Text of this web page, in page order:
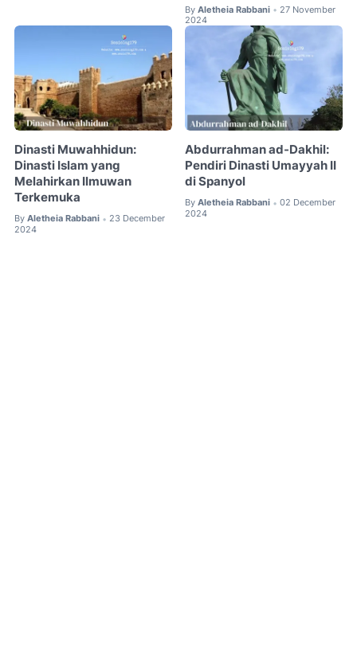
By Aletheia Rabbani • 27 November
2024
Dinasti Muwahhidun:
Dinasti Islam yang
Melahirkan Ilmuwan
Terkemuka
By Aletheia Rabbani • 23 December
2024
Abdurrahman ad-Dakhil:
Pendiri Dinasti Umayyah II
di Spanyol
By Aletheia Rabbani • 02 December
2024